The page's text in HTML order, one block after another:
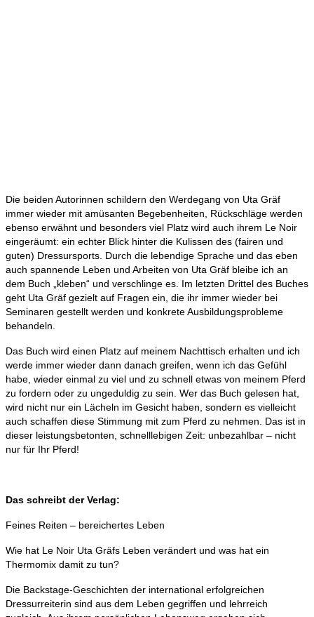
Die beiden Autorinnen schildern den Werdegang von Uta Gräf
immer wieder mit amüsanten Begebenheiten, Rückschläge werden
ebenso erwähnt und besonders viel Platz wird auch ihrem Le Noir
eingeräumt: ein echter Blick hinter die Kulissen des (fairen und
guten) Dressursports. Durch die lebendige Sprache und das eben
auch spannende Leben und Arbeiten von Uta Gräf bleibe ich an
dem Buch „kleben“ und verschlinge es. Im letzten Drittel des Buches
geht Uta Gräf gezielt auf Fragen ein, die ihr immer wieder bei
Seminaren gestellt werden und konkrete Ausbildungsprobleme
behandeln.
Das Buch wird einen Platz auf meinem Nachttisch erhalten und ich
werde immer wieder dann danach greifen, wenn ich das Gefühl
habe, wieder einmal zu viel und zu schnell etwas von meinem Pferd
zu fordern oder zu ungeduldig zu sein. Wer das Buch gelesen hat,
wird nicht nur ein Lächeln im Gesicht haben, sondern es vielleicht
auch schaffen diese Stimmung mit zum Pferd zu nehmen. Das ist in
dieser leistungsbetonten, schnelllebigen Zeit: unbezahlbar – nicht
nur für Ihr Pferd!
Das schreibt der Verlag:
Feines Reiten – bereichertes Leben
Wie hat Le Noir Uta Gräfs Leben verändert und was hat ein
Thermomix damit zu tun?
Die Backstage-Geschichten der international erfolgreichen
Dressurreiterin sind aus dem Leben gegriffen und lehrreich